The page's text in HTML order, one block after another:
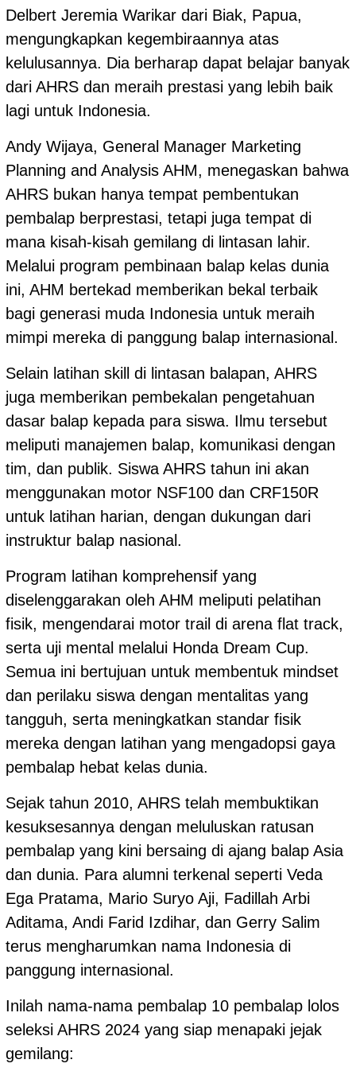
Delbert Jeremia Warikar dari Biak, Papua,
mengungkapkan kegembiraannya atas
kelulusannya. Dia berharap dapat belajar banyak
dari AHRS dan meraih prestasi yang lebih baik
lagi untuk Indonesia.
Andy Wijaya, General Manager Marketing
Planning and Analysis AHM, menegaskan bahwa
AHRS bukan hanya tempat pembentukan
pembalap berprestasi, tetapi juga tempat di
mana kisah-kisah gemilang di lintasan lahir.
Melalui program pembinaan balap kelas dunia
ini, AHM bertekad memberikan bekal terbaik
bagi generasi muda Indonesia untuk meraih
mimpi mereka di panggung balap internasional.
Selain latihan skill di lintasan balapan, AHRS
juga memberikan pembekalan pengetahuan
dasar balap kepada para siswa. Ilmu tersebut
meliputi manajemen balap, komunikasi dengan
tim, dan publik. Siswa AHRS tahun ini akan
menggunakan motor NSF100 dan CRF150R
untuk latihan harian, dengan dukungan dari
instruktur balap nasional.
Program latihan komprehensif yang
diselenggarakan oleh AHM meliputi pelatihan
fisik, mengendarai motor trail di arena flat track,
serta uji mental melalui Honda Dream Cup.
Semua ini bertujuan untuk membentuk mindset
dan perilaku siswa dengan mentalitas yang
tangguh, serta meningkatkan standar fisik
mereka dengan latihan yang mengadopsi gaya
pembalap hebat kelas dunia.
Sejak tahun 2010, AHRS telah membuktikan
kesuksesannya dengan meluluskan ratusan
pembalap yang kini bersaing di ajang balap Asia
dan dunia. Para alumni terkenal seperti Veda
Ega Pratama, Mario Suryo Aji, Fadillah Arbi
Aditama, Andi Farid Izdihar, dan Gerry Salim
terus mengharumkan nama Indonesia di
panggung internasional.
Inilah nama-nama pembalap 10 pembalap lolos
seleksi AHRS 2024 yang siap menapaki jejak
gemilang: